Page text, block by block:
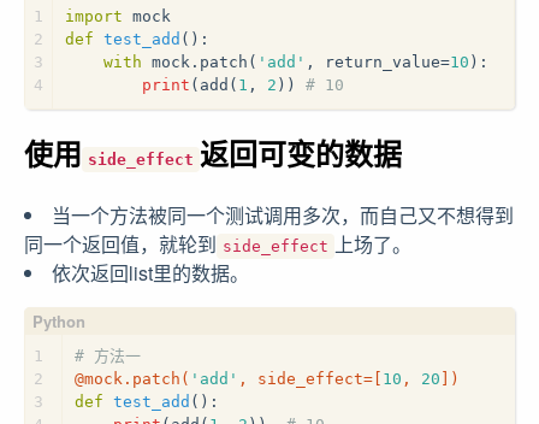
1
2
3
4
import mock
def test_add ():
with mock.patch( 'add' , return_value=10 ):
print (add( 1 , 2 )) # 10
使用 side_effect 返回可变的数据
当一个方法被同一个测试调用多次，而自己又不想得到
同一个返回值，就轮到 side_effect 上场了。
依次返回list里的数据。
1
2
3
# 方法一
@mock.patch( 'add' , side_effect=[ 10 , 20 ] )
def test_add ():